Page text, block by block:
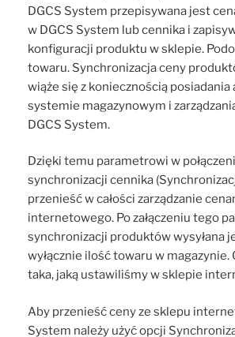
DGCS System przepisywana jest
w DGCS System lub cennika i
konfiguracji produktu w sklepie.
towaru. Synchronizacja ceny
wiąże się z koniecznością
systemie magazynowym i
DGCS System.
Dzięki temu parametrowi w
synchronizacji cennika
przenieść w całości zarządzanie
internetowego. Po załączeniu tego
synchronizacji produktów wysyłana
wyłącznie ilość towaru w magazynie.
taka, jaką ustawiliśmy w sklepie
Aby przenieść ceny ze sklepu
System należy użyć opcji